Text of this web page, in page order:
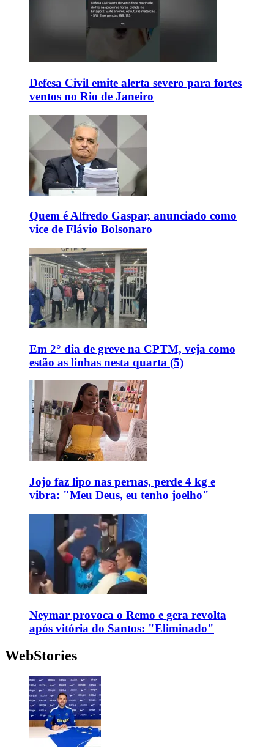
Defesa Civil emite alerta severo para fortes
ventos no Rio de Janeiro
Quem é Alfredo Gaspar, anunciado como
vice de Flávio Bolsonaro
Em 2° dia de greve na CPTM, veja como
estão as linhas nesta quarta (5)
Jojo faz lipo nas pernas, perde 4 kg e
vibra: "Meu Deus, eu tenho joelho"
Neymar provoca o Remo e gera revolta
após vitória do Santos: "Eliminado"
WebStories